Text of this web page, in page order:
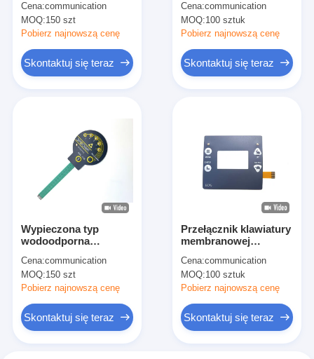
embozowany dla
sterownika
badawczego
Cena:communication
MOQ:150 szt
Pobierz najnowszą cenę
Skontaktuj się teraz
Flex Cable z kobiecą
obudową Scrip
Cena:communication
MOQ:100 sztuk
Pobierz najnowszą cenę
Skontaktuj się teraz
Wypieczona typ
wodoodporna
przełączniki światło
LED do sterownika
badawczego
Cena:communication
MOQ:150 szt
Pobierz najnowszą cenę
Skontaktuj się teraz
Przełącznik klawiatury
membranowej
przeciwfioletowej dla
sterownika
zewnętrznego
Cena:communication
MOQ:100 sztuk
Pobierz najnowszą cenę
Skontaktuj się teraz